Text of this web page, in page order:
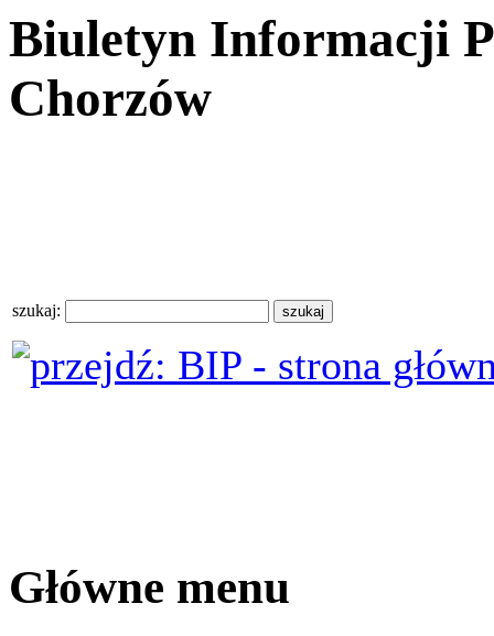
Biuletyn Informacji
Chorzów
szukaj:
Główne menu